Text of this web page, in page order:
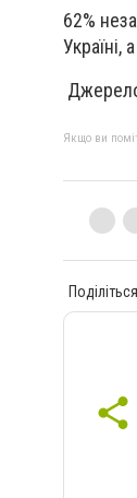
62%
Україні,
Якщо ви